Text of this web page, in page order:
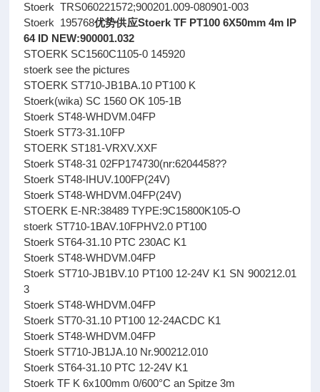
Stoerk TRS060221572;900201.009-080901-003
Stoerk 195768优势供应Stoerk TF PT100 6X50mm 4m IP
64 ID NEW:900001.032
STOERK SC1560C1105-0 145920
stoerk see the pictures
STOERK ST710-JB1BA.10 PT100 K
Stoerk(wika) SC 1560 OK 105-1B
Stoerk ST48-WHDVM.04FP
Stoerk ST73-31.10FP
STOERK ST181-VRXV.XXF
Stoerk ST48-31 02FP174730(nr:6204458??
Stoerk ST48-IHUV.100FP(24V)
Stoerk ST48-WHDVM.04FP(24V)
STOERK E-NR:38489 TYPE:9C15800K105-O
stoerk ST710-1BAV.10FPHV2.0 PT100
Stoerk ST64-31.10 PTC 230AC K1
Stoerk ST48-WHDVM.04FP
Stoerk ST710-JB1BV.10 PT100 12-24V K1 SN 900212.01
3
Stoerk ST48-WHDVM.04FP
Stoerk ST70-31.10 PT100 12-24ACDC K1
Stoerk ST48-WHDVM.04FP
Stoerk ST710-JB1JA.10 Nr.900212.010
Stoerk ST64-31.10 PTC 12-24V K1
Stoerk TF K 6x100mm 0/600°C an Spitze 3m